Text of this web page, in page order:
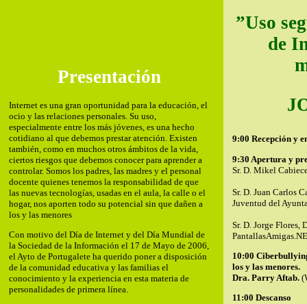
Presentación
Internet es una gran oportunidad para la educación, el
ocio y las relaciones personales. Su uso,
especialmente entre los más jóvenes, es una hecho
cotidiano al que debemos prestar atención. Existen
también, como en muchos otros ámbitos de la vida,
ciertos riesgos que debemos conocer para aprender a
controlar. Somos los padres, las madres y el personal
docente quienes tenemos la responsabilidad de que
las nuevas tecnologías, usadas en el aula, la calle o el
hogar, nos aporten todo su potencial sin que dañen a
los y las menores
Con motivo del Día de Internet y del Día Mundial de
la Sociedad de la Información el 17 de Mayo de 2006,
el Ayto de Portugalete ha querido poner a disposición
de la comunidad educativa y las familias el
conocimiento y la experiencia en esta materia de
personalidades de primera línea.
”Uso
de
9:00 Recepción y
9:30 Apertura y
Sr. D. Mikel
Sr. D. Juan Carlos
Juventud del
Sr. D. Jorge
10:00
los y las menores.
Dra. Parry Aftab.
11:00 Descanso